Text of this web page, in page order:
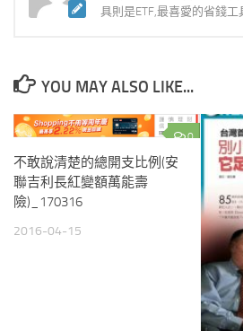
具則是ETF,最喜愛的省錢
YOU MAY ALSO LIKE...
0
不敢說清楚的總開支比例(安
聯吉利長紅變額萬能壽
險)_170316
2016-04-15